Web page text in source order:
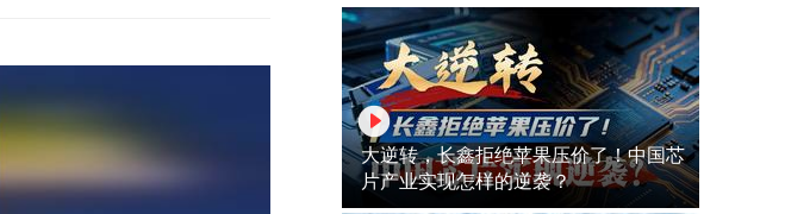
大逆转，长鑫拒绝苹果压价了！中国芯
片产业实现怎样的逆袭？